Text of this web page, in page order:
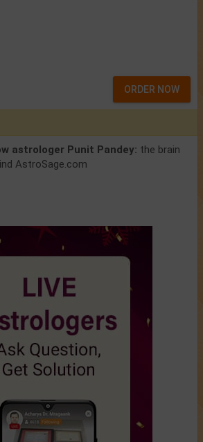
ORDER NOW
astrologer Punit Pandey: the brain
AstroSage.com